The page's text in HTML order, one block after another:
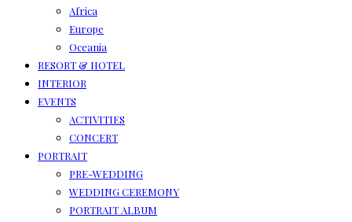
Africa
Europe
Oceania
RESORT & HOTEL
INTERIOR
EVENTS
ACTIVITIES
CONCERT
PORTRAIT
PRE-WEDDING
WEDDING CEREMONY
PORTRAIT ALBUM